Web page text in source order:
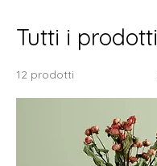
Tutti i prodotti
12 prodotti